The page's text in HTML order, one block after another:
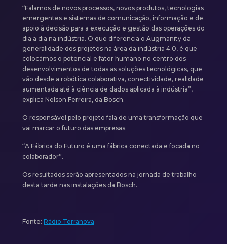
“Falamos de novos processos, novos produtos, tecnologias
emergentes e sistemas de comunicação, informação e de
apoio à decisão para a execução e gestão das operações do
dia a dia na indústria. O que diferencia o Augmanity da
generalidade dos projetos na área da indústria 4.0, é que
colocámos o potencial e fator humano no centro dos
desenvolvimentos de todas as soluções tecnológicas, que
vão desde a robótica colaborativa, conectividade, realidade
aumentada até à ciência de dados aplicada à indústria”,
explica Nelson Ferreira, da Bosch.
O responsável pelo projeto fala de uma transformação que
vai marcar o futuro das empresas.
“A Fábrica do Futuro é uma fábrica conectada e focada no
colaborador”.
Os resultados serão apresentados na jornada de trabalho
desta tarde nas instalações da Bosch.
Fonte: Rádio Terranova